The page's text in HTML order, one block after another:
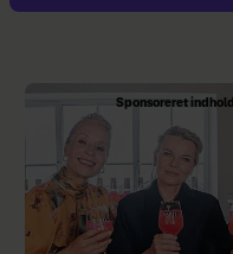
Sponsoreret indhold